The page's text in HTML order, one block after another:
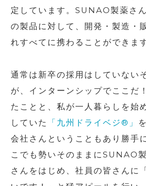
定しています。SUNAO製薬さ
の製品に対して、開発・製造・
れすべてに携わることができま
通常は新卒の採用はしていない
が、インターンシップでここだ
たことと、私が一人暮らしを始
していた
「九州ドライベジ®」
会社さんということもあり勝手
こでも勢いそのままにSUNAO
さんをはじめ、社員の皆さんに